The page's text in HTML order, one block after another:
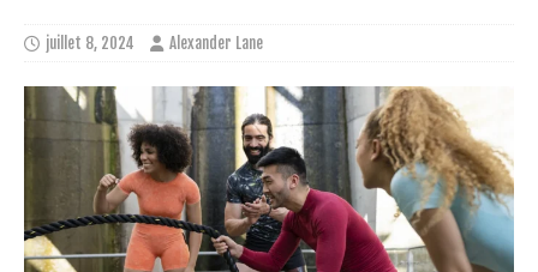
juillet 8, 2024 Alexander Lane